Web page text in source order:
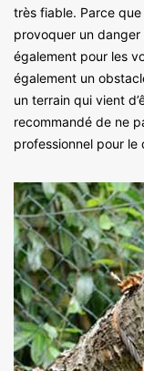
très fiable. Parce que
provoquer un
également pour les
également un
un terrain qui vient
recommandé de ne
professionnel pour